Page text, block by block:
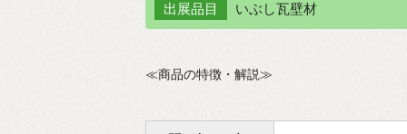
出展品目
いぶし瓦壁材
≪商品の特徴・解説≫